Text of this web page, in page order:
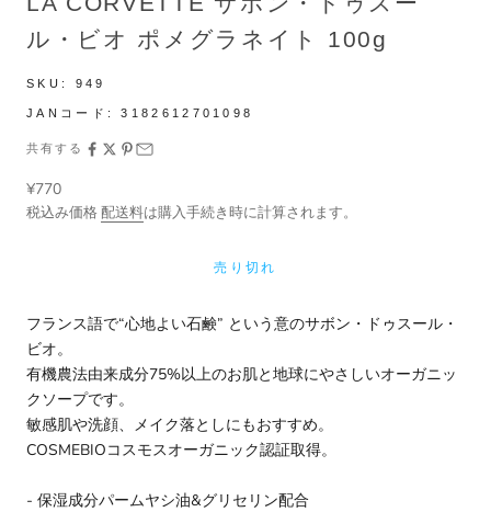
ル・ビオ ポメグラネイト 100g
SKU: 949
JANコード:3182612701098
共有する
セール価格
¥770
税込み価格配送料は購入手続き時に計算されます。
売り切れ
フランス語で“心地よい石鹸” という意のサボン・ドゥスール・
ビオ。
有機農法由来成分75%以上のお肌と地球にやさしいオーガニッ
クソープです。
敏感肌や洗顔、メイク落としにもおすすめ。
COSMEBIOコスモスオーガニック認証取得。
- 保湿成分パームヤシ油&グリセリン配合